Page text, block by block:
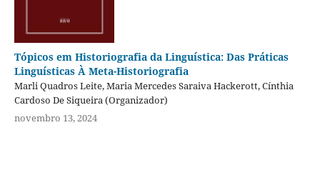
Tópicos em Historiografia da Linguística: Das Práticas
Linguísticas À Meta-Historiografia
Marli Quadros Leite, Maria Mercedes Saraiva Hackerott, Cínthia
Cardoso De Siqueira (Organizador)
novembro 13, 2024